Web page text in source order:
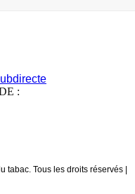
:
Tous les droits réservés |